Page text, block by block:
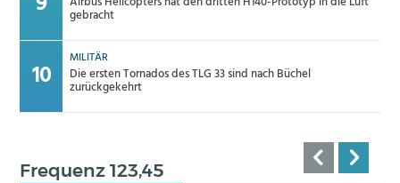
gebracht
MILITÄR
Die ersten Tornados des TLG 33 sind nach Büchel
zurückgekehrt
Frequenz 123,45